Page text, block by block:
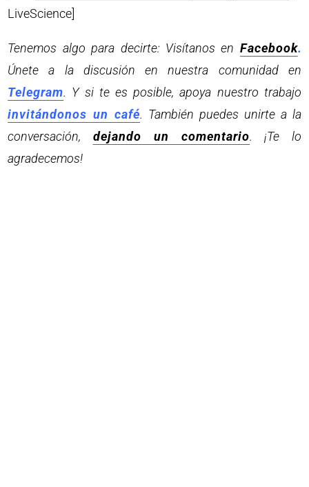
LiveScience]
Tenemos algo para decirte: Visítanos en Facebook.
Únete a la discusión en nuestra comunidad en
Telegram. Y si te es posible, apoya nuestro trabajo
invitándonos un café. También puedes unirte a la
conversación, dejando un comentario. ¡Te lo
agradecemos!